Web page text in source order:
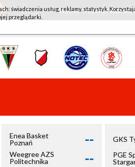
WKK ACTIVE HOTEL
Enea Basket
Poznań
--
Weegree AZS
Politechnika
--
GKS
PGE
świadczenia usług, reklamy, statystyk.
przeglądarki.